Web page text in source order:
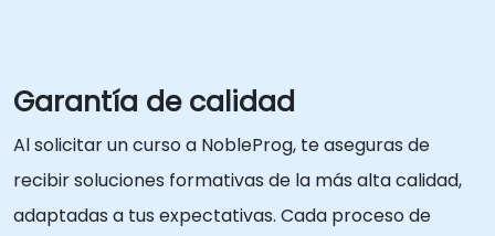
Garantía de calidad
Al solicitar un curso a NobleProg, te aseguras de
recibir soluciones formativas de la más alta calidad,
adaptadas a tus expectativas. Cada proceso de